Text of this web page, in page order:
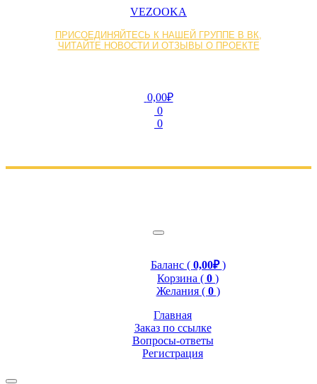
VEZOOKA
ПРИСОЕДИНЯЙТЕСЬ К НАШЕЙ ГРУППЕ В ВК,
ЧИТАЙТЕ НОВОСТИ И ОТЗЫВЫ О ПРОЕКТЕ
0,00₽
0
0
Баланс ( 0,00₽)
Корзина ( 0 )
Желания ( 0 )
Главная
Заказ по ссылке
Вопросы-ответы
Регистрация